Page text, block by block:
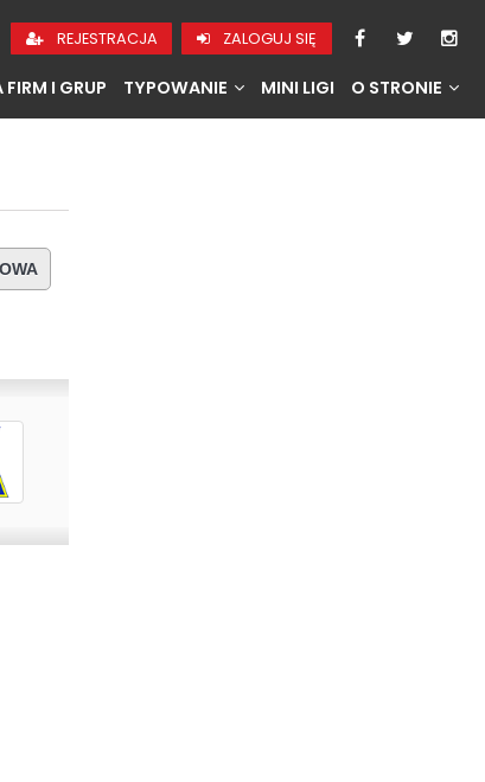
REJESTRACJA ZALOGUJ SIĘ
FIRM I GRUP TYPOWANIE MINI LIGI O STRONIE